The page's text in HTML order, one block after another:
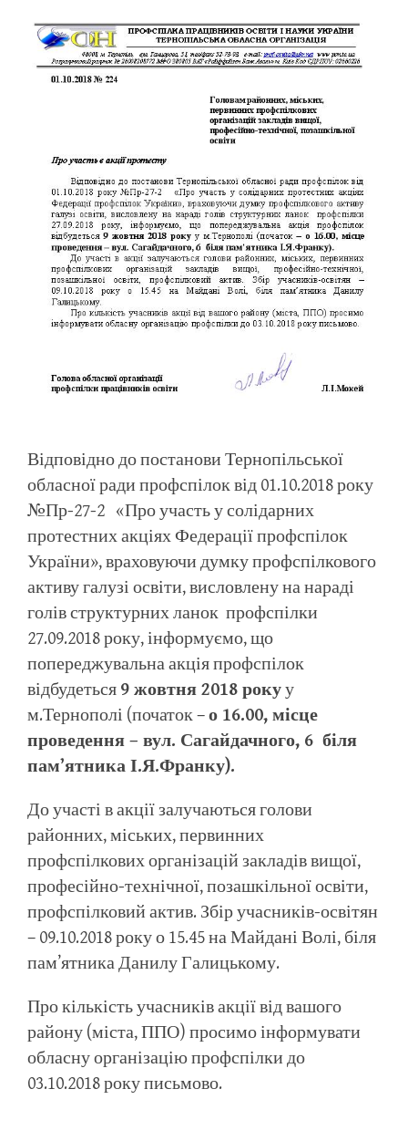
Відповідно до постанови Тернопільської
обласної ради профспілок від 01.10.2018 року
№Пр-27-2 «Про участь у солідарних
протестних акціях Федерації профспілок
України», враховуючи думку профспілкового
активу галузі освіти, висловлену на нараді
голів структурних ланок профспілки
27.09.2018 року, інформуємо, що
попереджувальна акція профспілок
відбудеться 9 жовтня 2018 рокуу
м.Тернополі (початок –о 16.00, місце
проведення – вул. Сагайдачного, 6 біля
пам’ятника І.Я.Франку).
До участі в акції залучаються голови
районних, міських, первинних
профспілкових організацій закладів вищої,
професійно-технічної, позашкільної освіти,
профспілковий актив. Збір учасників-освітян
– 09.10.2018 року о 15.45 на Майдані Волі, біля
пам’ятника Данилу Галицькому.
Про кількість учасників акції від вашого
району (міста, ППО) просимо інформувати
обласну організацію профспілки до
03.10.2018 року письмово.